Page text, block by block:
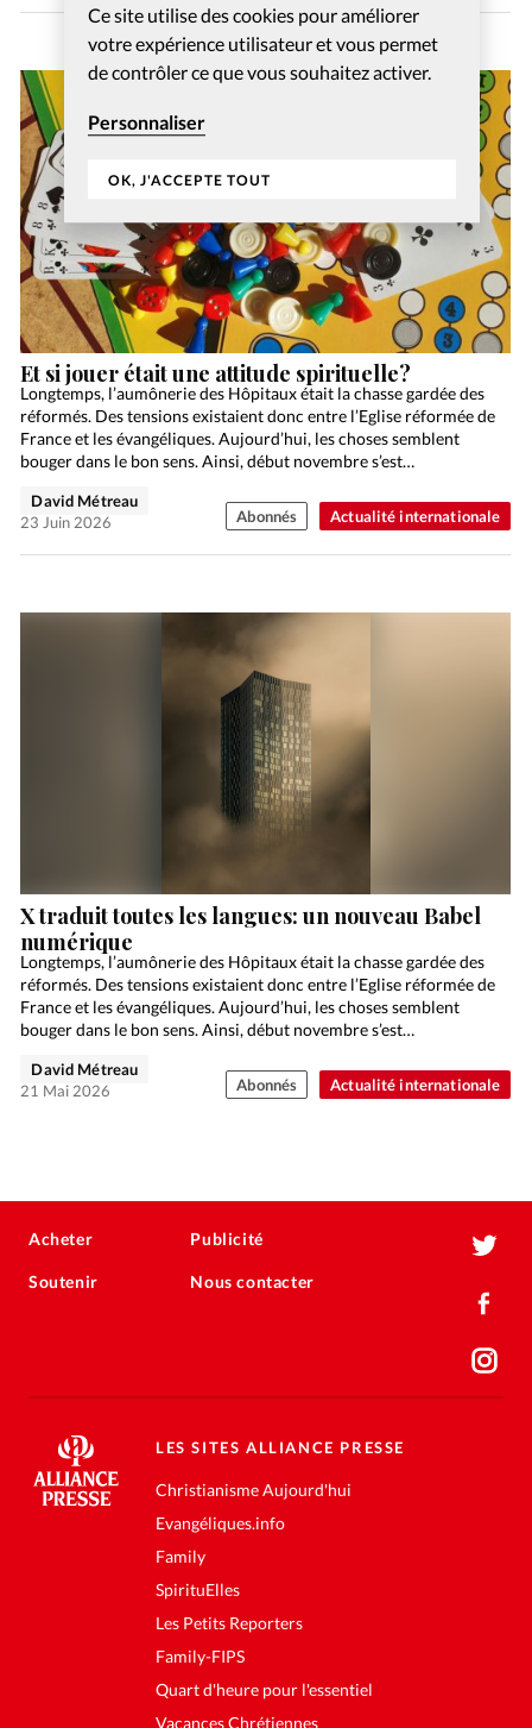
Ce site utilise des cookies pour améliorer
votre expérience utilisateur et vous permet
de contrôler ce que vous souhaitez activer.
Personnaliser
OK, J'ACCEPTE TOUT
Actualité internationale
Et si jouer était une attitude spirituelle?
Longtemps, l’aumônerie des Hôpitaux était la chasse gardée des
réformés. Des tensions existaient donc entre l’Eglise réformée de
France et les évangéliques. Aujourd’hui, les choses semblent
bouger dans le bon sens. Ainsi, début novembre s’est…
David Métreau
23 Juin 2026
Abonnés
Actualité internationale
X traduit toutes les langues: un nouveau Babel
numérique
Longtemps, l’aumônerie des Hôpitaux était la chasse gardée des
réformés. Des tensions existaient donc entre l’Eglise réformée de
France et les évangéliques. Aujourd’hui, les choses semblent
bouger dans le bon sens. Ainsi, début novembre s’est…
David Métreau
21 Mai 2026
Abonnés
Acheter
Soutenir
Publicité
Nous contacter
LES SITES ALLIANCE PRESSE
Christianisme Aujourd'hui
Evangéliques.info
Family
SpirituElles
Les Petits Reporters
Family-FIPS
Quart d'heure pour l'essentiel
Vacances Chrétiennes